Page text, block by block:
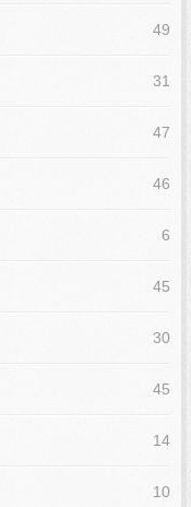
49
31
47
46
6
45
30
45
14
10